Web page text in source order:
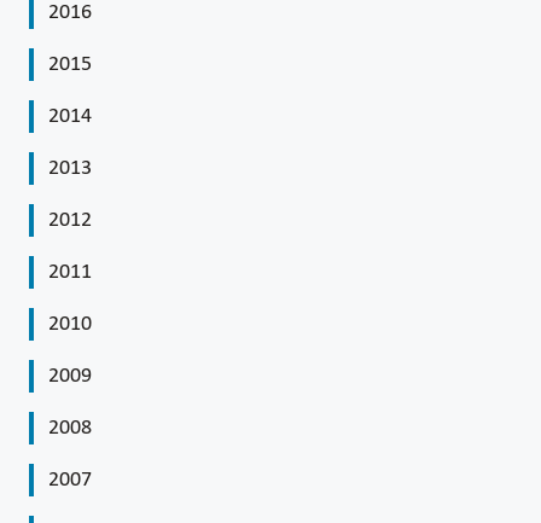
2016
2015
2014
2013
2012
2011
2010
2009
2008
2007